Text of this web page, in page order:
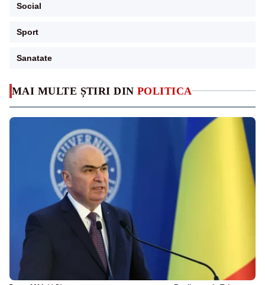
MAI MULTE ȘTIRI DIN POLITICA
Social
Sport
Sanatate